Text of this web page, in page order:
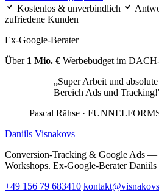
Kostenlos & unverbindlich
zufriedene Kunden
Ex-Google-Berater
Über 1 Mio. € Werbebudget im
„Super Arbeit und
Bereich Ads und
Pascal Rähse ·
Daniils Visnakovs
Conversion-Tracking & Google Ads —
Workshops. Ex-Google-Berater Daniils
+49 156 79 683410